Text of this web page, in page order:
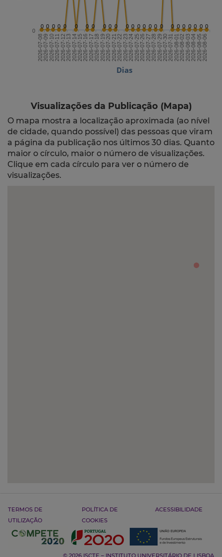
Dias
0 0 0 0 0 0 0 0 0 0 0 0 0 0 0 0 0 0 0 0 0 0 0 0 0
2026-07-082026-07-092026-07-102026-07-112026-07-122026-07-132026-07-142026-07-152026-07-162026-07-172026-07-182026-07-192026-07-202026-07-212026-07-222026-07-232026-07-242026-07-252026-07-262026-07-272026-07-282026-07-292026-07-302026-07-312026-08-012026-08-022026-08-032026-08-042026-08-052026-08-06
0
Visualizações da Publicação (Mapa)
O mapa mostra a localização aproximada (ao nível
de cidade, quando possível) das pessoas que viram
a página da publicação nos últimos 30 dias. Quanto
maior o círculo, maior o número de visualizações.
Clique em cada círculo para ver o número de
visualizações.
TERMOS DE
UTILIZAÇÃO
POLÍTICA DE
COOKIES
ACESSIBILIDADE